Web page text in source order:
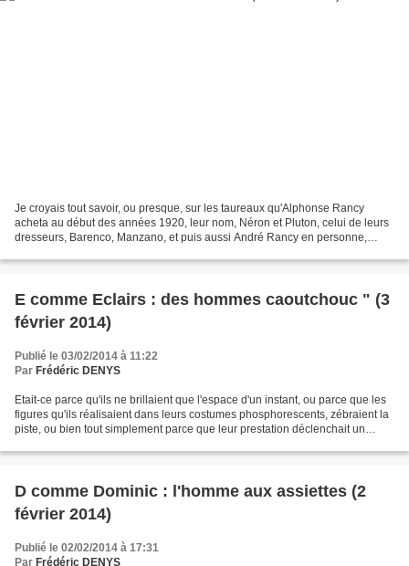
Je croyais tout savoir, ou presque, sur les taureaux qu'Alphonse Rancy
acheta au début des années 1920, leur nom, Néron et Pluton, celui de leurs
dresseurs, Barenco, Manzano, et puis aussi André Rancy en personne,
E comme Eclairs : des hommes caoutchouc " (3
février 2014)
Publié le 03/02/2014 à 11:22
Par Frédéric DENYS
Etait-ce parce qu'ils ne brillaient que l'espace d'un instant, ou parce que les
figures qu'ils réalisaient dans leurs costumes phosphorescents, zébraient la
piste, ou bien tout simplement parce que leur prestation déclenchait un
D comme Dominic : l'homme aux assiettes (2
février 2014)
Publié le 02/02/2014 à 17:31
Par Frédéric DENYS